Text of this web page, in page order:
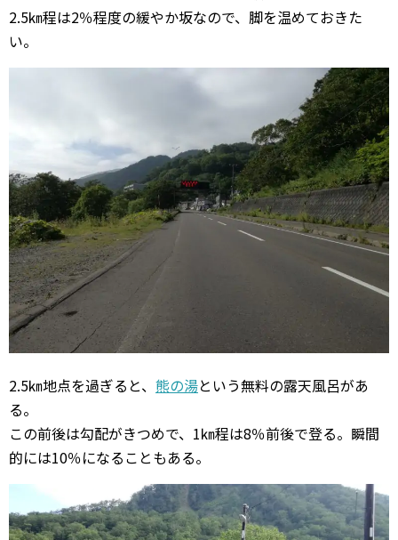
2.5㎞程は2％程度の緩やか坂なので、脚を温めておきた
い。
2.5㎞地点を過ぎると、 熊の湯という無料の露天風呂があ
る。
この前後は勾配がきつめで、1㎞程は8％前後で登る。瞬間
的には10％になることもある。